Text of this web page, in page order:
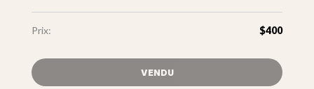
Prix: $400
VENDU